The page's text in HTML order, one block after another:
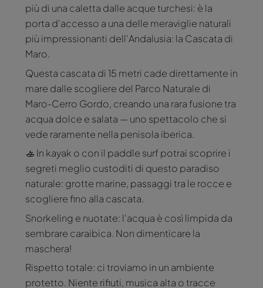
più di una caletta dalle acque turchesi: è la
porta d'accesso a una delle meraviglie naturali
più impressionanti dell'Andalusia: la Cascata di
Maro.
Questa cascata di 15 metri cade direttamente in
mare dalle scogliere del Parco Naturale di
Maro-Cerro Gordo, creando una rara fusione tra
acqua dolce e salata — uno spettacolo che si
vede raramente nella penisola iberica.
🚣 In kayak o con il paddle surf potrai scoprire i
segreti meglio custoditi di questo paradiso
naturale: grotte marine, passaggi tra le rocce e
scogliere fino alla cascata.
Snorkeling e nuotate: l'acqua è così limpida da
sembrare caraibica. Non dimenticare la
maschera!
Rispetto totale: ci troviamo in un ambiente
protetto. Niente rifiuti, musica alta o tracce